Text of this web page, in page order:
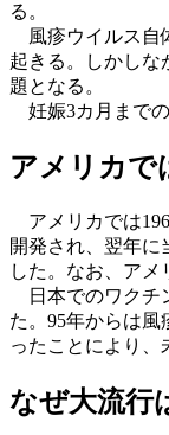
る。
風疹ウイルス自
起きる。しかしな
題となる。
妊娠3カ月までの
アメリカで
アメリカでは
開発され、翌年に
した。なお、ア
日本でのワクチ
た。95年からは
ったことにより、
なぜ大流行